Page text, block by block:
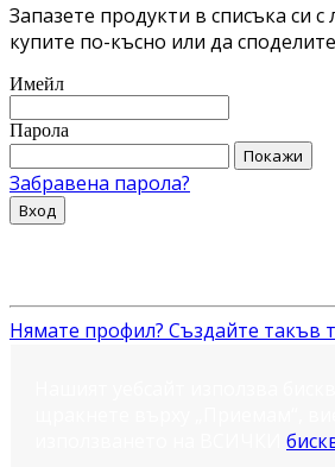
Запазете продукти в списъка си
купите по-късно или да
Имейл
Парола
Покажи
Забравена парола?
Вход
Нямате профил? Създайте такъв